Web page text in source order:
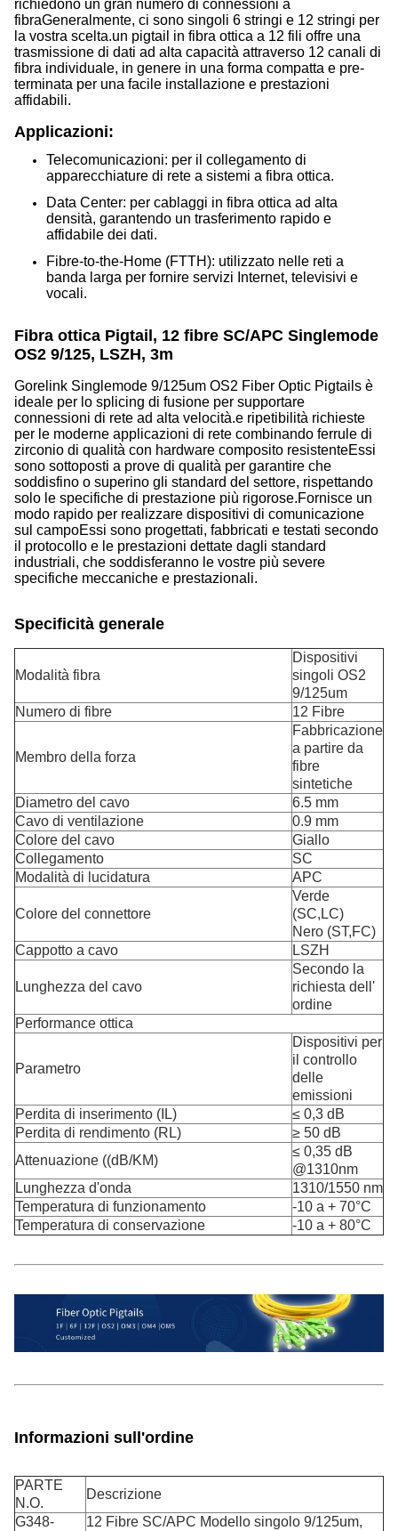
richiedono un gran numero di connessioni a
fibraGeneralmente, ci sono singoli 6 stringi e 12 stringi per
la vostra scelta.un pigtail in fibra ottica a 12 fili offre una
trasmissione di dati ad alta capacità attraverso 12 canali di
fibra individuale, in genere in una forma compatta e pre-
terminata per una facile installazione e prestazioni
affidabili.
Applicazioni:
Telecomunicazioni: per il collegamento di
apparecchiature di rete a sistemi a fibra ottica.
Data Center: per cablaggi in fibra ottica ad alta
densità, garantendo un trasferimento rapido e
affidabile dei dati.
Fibre-to-the-Home (FTTH): utilizzato nelle reti a
banda larga per fornire servizi Internet, televisivi e
vocali.
Fibra ottica Pigtail, 12 fibre SC/APC Singlemode
OS2 9/125, LSZH, 3m
Gorelink Singlemode 9/125um OS2 Fiber Optic Pigtails è
ideale per lo splicing di fusione per supportare
connessioni di rete ad alta velocità.e ripetibilità richieste
per le moderne applicazioni di rete combinando ferrule di
zirconio di qualità con hardware composito resistenteEssi
sono sottoposti a prove di qualità per garantire che
soddisfino o superino gli standard del settore, rispettando
solo le specifiche di prestazione più rigorose.Fornisce un
modo rapido per realizzare dispositivi di comunicazione
sul campoEssi sono progettati, fabbricati e testati secondo
il protocollo e le prestazioni dettate dagli standard
industriali, che soddisferanno le vostre più severe
specifiche meccaniche e prestazionali.
Specificità generale
Modalità fibra
Dispositivi
singoli OS2
9/125um
Numero di fibre
12 Fibre
Membro della forza
Fabbricazione
a partire da
fibre
sintetiche
Diametro del cavo
6.5 mm
Cavo di ventilazione
0.9 mm
Colore del cavo
Giallo
Collegamento
SC
Modalità di lucidatura
APC
Colore del connettore
Verde
(SC,LC)
Nero (ST,FC)
Cappotto a cavo
LSZH
Lunghezza del cavo
Secondo la
richiesta dell'
ordine
Performance ottica
Parametro
Dispositivi per
il controllo
delle
emissioni
Perdita di inserimento (IL)
≤ 0,3 dB
Perdita di rendimento (RL)
≥ 50 dB
Attenuazione ((dB/KM)
≤ 0,35 dB
@1310nm
Lunghezza d'onda
1310/1550 nm
Temperatura di funzionamento
-10 a + 70°C
Temperatura di conservazione
-10 a + 80°C
Informazioni sull'ordine
PARTE
N.O.
Descrizione
G348-
12 Fibre SC/APC Modello singolo 9/125um,